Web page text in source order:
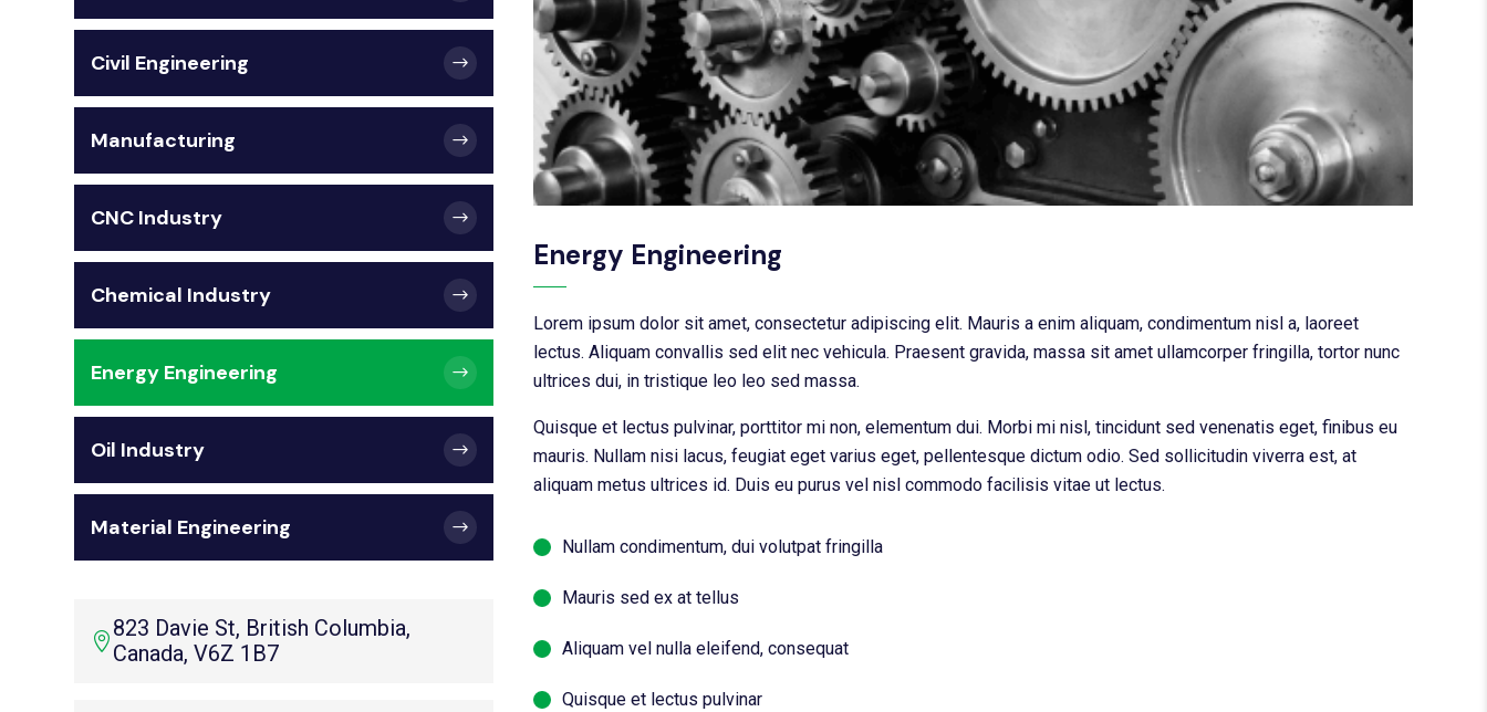
Civil Engineering
Manufacturing
CNC Industry
Chemical Industry
Energy Engineering
Oil Industry
Material Engineering
 823 Davie St, British Columbia,
Canada, V6Z 1B7
Energy Engineering
Lorem ipsum dolor sit amet, consectetur adipiscing elit. Mauris a enim aliquam, condimentum nisl a, laoreet
lectus. Aliquam convallis sed elit nec vehicula. Praesent gravida, massa sit amet ullamcorper fringilla, tortor nunc
ultrices dui, in tristique leo leo sed massa.
Quisque et lectus pulvinar, porttitor mi non, elementum dui. Morbi mi nisl, tincidunt sed venenatis eget, finibus eu
mauris. Nullam nisi lacus, feugiat eget varius eget, pellentesque dictum odio. Sed sollicitudin viverra est, at
aliquam metus ultrices id. Duis eu purus vel nisl commodo facilisis vitae ut lectus.
Nullam condimentum, dui volutpat fringilla
Mauris sed ex at tellus
Aliquam vel nulla eleifend, consequat
Quisque et lectus pulvinar